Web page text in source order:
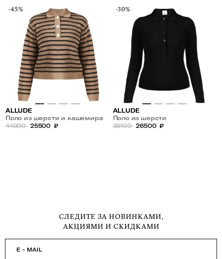
-45%
ALLUDE
Поло из шерсти и кашемира
44900 25500 ₽
-30%
ALLUDE
Поло из шерсти
39100 26500 ₽
СЛЕДИТЕ ЗА НОВИНКАМИ,
АКЦИЯМИ И СКИДКАМИ
E - MAIL